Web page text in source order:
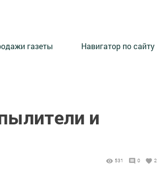
газеты Навигатор по сайту
и
531 0 2